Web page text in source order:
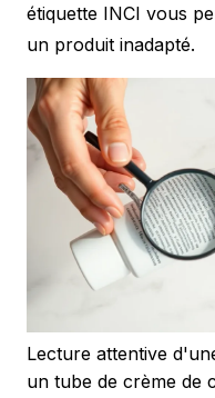
étiquette INCI vous
un produit inadapté.
Lecture attentive
un tube de crème de